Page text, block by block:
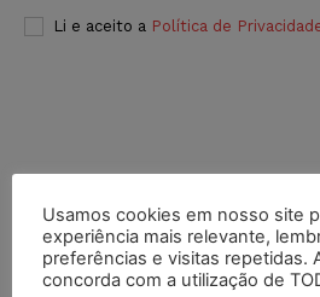
Li e aceito a Política de
Usamos cookies em nosso site
experiência mais relevante,
preferências e visitas repetidas.
concorda com a utilização de